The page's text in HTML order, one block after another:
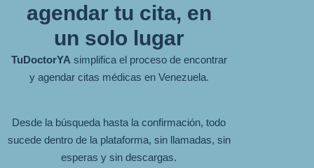
agendar tu cita, en
un solo lugar
TuDoctorYA simplifica el proceso de encontrar
y agendar citas médicas en Venezuela.
Desde la búsqueda hasta la confirmación, todo
sucede dentro de la plataforma, sin llamadas, sin
esperas y sin descargas.